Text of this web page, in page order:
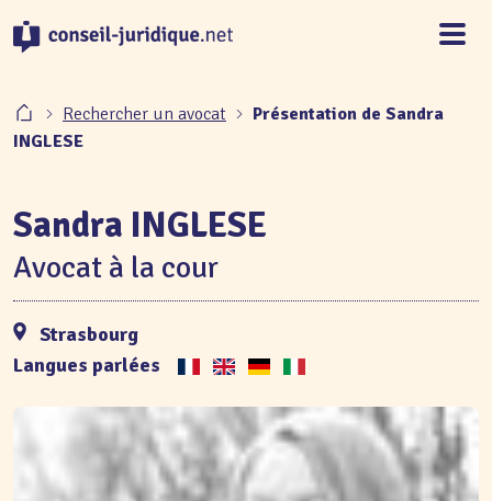
Rechercher un avocat
Présentation de Sandra
INGLESE
Sandra INGLESE
Avocat à la cour
Strasbourg
Langues parlées